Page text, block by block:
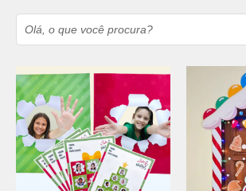
Search
for: